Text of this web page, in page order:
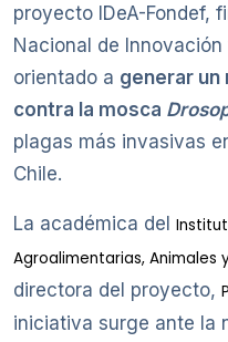
proyecto IDeA-Fondef,
Nacional de
orientado a generar un
contra la mosca
plagas más invasivas
Chile.
La académica del
Agroalimentarias, Animales
directora del proyecto,
iniciativa surge ante la